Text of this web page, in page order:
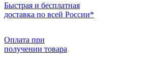
Быстрая и бесплатная
доставка по всей России*
Оплата при
получении товара